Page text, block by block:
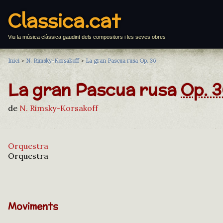
Classica.cat
Viu la música clàssica gaudint dels compositors i les seves obres
Inici > N. Rimsky-Korsakoff> La gran Pascua rusa Op. 36
La gran Pascua rusaOp.
de N. Rimsky-Korsakoff
Orquestra
Orquestra
Moviments